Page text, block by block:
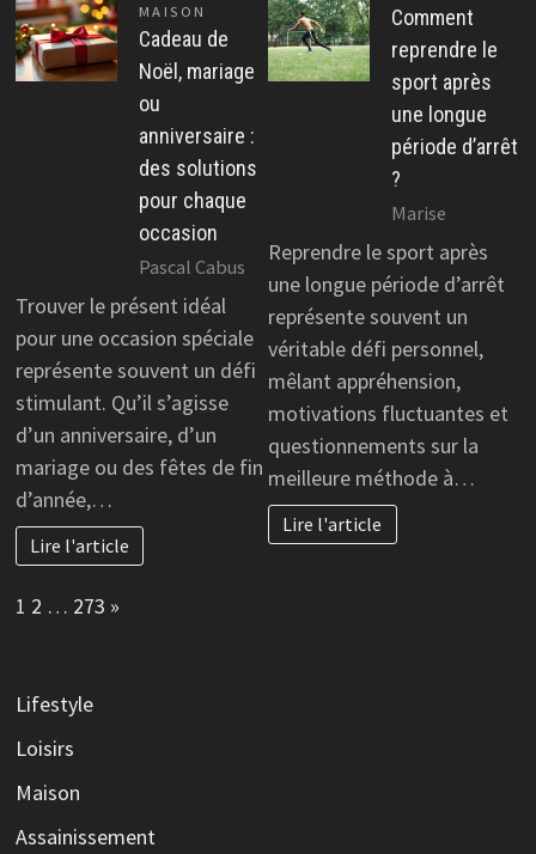
MAISON
Cadeau de
Noël, mariage
ou
anniversaire :
des solutions
pour chaque
occasion
Pascal Cabus
Trouver le présent idéal
pour une occasion spéciale
représente souvent un défi
stimulant. Qu’il s’agisse
d’un anniversaire, d’un
mariage ou des fêtes de fin
d’année,…
Lire l'article
Comment
reprendre le
sport après
une longue
période d’arrêt
?
Marise
Reprendre le sport après
une longue période d’arrêt
représente souvent un
véritable défi personnel,
mêlant appréhension,
motivations fluctuantes et
questionnements sur la
meilleure méthode à…
Lire l'article
Page:
1 2 … 273 Next
»
Lifestyle
Loisirs
Maison
Assainissement